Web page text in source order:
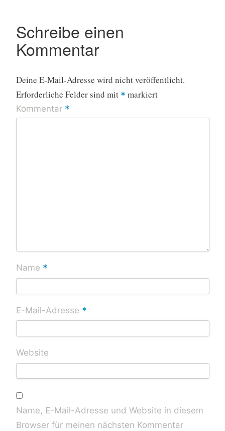
Schreibe einen
Kommentar
Deine E-Mail-Adresse wird nicht veröffentlicht.
Erforderliche Felder sind mit * markiert
Kommentar *
Name *
E-Mail-Adresse *
Website
Name, E-Mail-Adresse und Website in diesem
Browser für meinen nächsten Kommentar